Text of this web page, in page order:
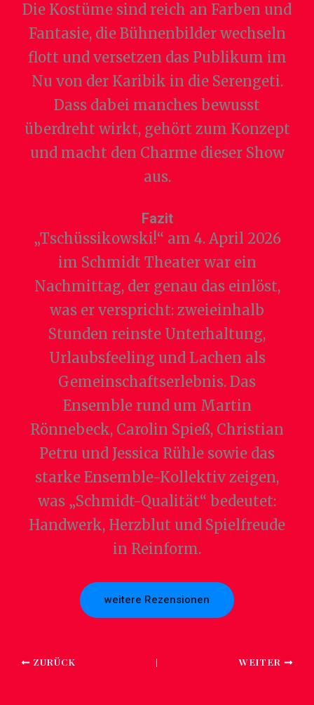
Die Kostüme sind reich an Farben und
Fantasie, die Bühnenbilder wechseln
flott und versetzen das Publikum im
Nu von der Karibik in die Serengeti.
Dass dabei manches bewusst
überdreht wirkt, gehört zum Konzept
und macht den Charme dieser Show
aus.
Fazit
„Tschüssikowski!“ am 4. April 2026
im Schmidt Theater war ein
Nachmittag, der genau das einlöst,
was er verspricht: zweieinhalb
Stunden reinste Unterhaltung,
Urlaubsfeeling und Lachen als
Gemeinschaftserlebnis. Das
Ensemble rund um Martin
Rönnebeck, Carolin Spieß, Christian
Petru und Jessica Rühle sowie das
starke Ensemble-Kollektiv zeigen,
was „Schmidt-Qualität“ bedeutet:
Handwerk, Herzblut und Spielfreude
in Reinform.
weitere Rezensionen
ZURÜCK WEITER